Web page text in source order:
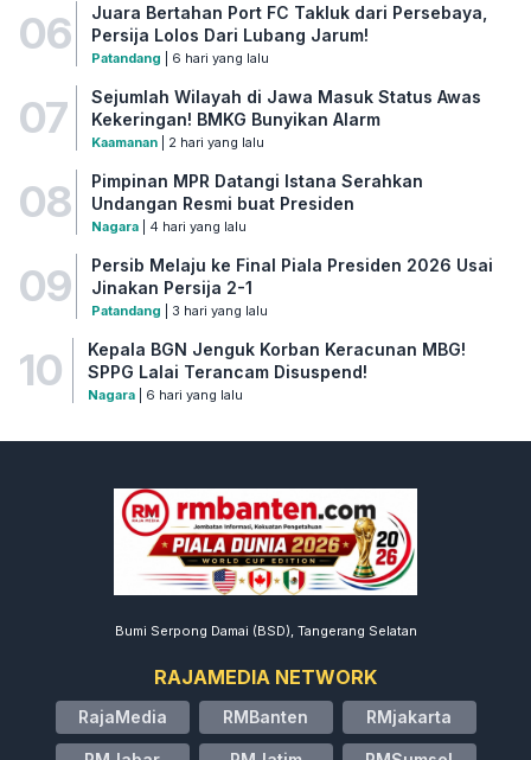
06
Juara Bertahan Port FC Takluk dari Persebaya,
Persija Lolos Dari Lubang Jarum!
Patandang | 6 hari yang lalu
07
Sejumlah Wilayah di Jawa Masuk Status Awas
Kekeringan! BMKG Bunyikan Alarm
Kaamanan| 2 hari yang lalu
08
Pimpinan MPR Datangi Istana Serahkan
Undangan Resmi buat Presiden
Nagara| 4 hari yang lalu
09
Persib Melaju ke Final Piala Presiden 2026 Usai
Jinakan Persija 2-1
Patandang | 3 hari yang lalu
10
Kepala BGN Jenguk Korban Keracunan MBG!
SPPG Lalai Terancam Disuspend!
Nagara| 6 hari yang lalu
Bumi Serpong Damai (BSD), Tangerang Selatan
RAJAMEDIA NETWORK
RajaMedia RMBanten RMjakarta